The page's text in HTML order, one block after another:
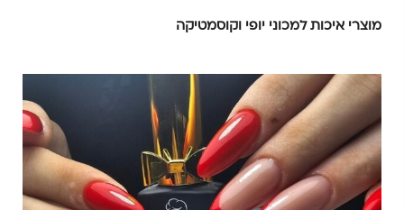
מוצרי איכות למכוני יופי וקוסמטיקה